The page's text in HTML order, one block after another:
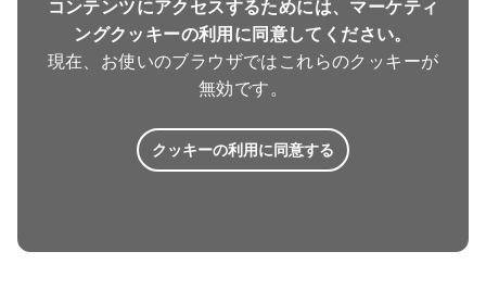
コンテンツにアクセスするためには、マーケティ
ングクッキーの利用に同意してください。
現在、お使いのブラウザではこれらのクッキーが
無効です。
クッキーの利用に同意する